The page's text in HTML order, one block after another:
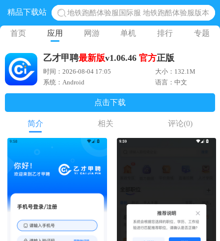
精品下载站
地铁跑酷体验服国际服 地铁跑酷体验服版本
网易光遇手游正版 点亮星空共庆周年
蛋仔派对下载 蛋仔派对体验服
奥特曼王者传奇 正版奥特曼游戏
首页 应用 网游 单机 排行 专题
乙才甲聘最新版v1.06.46 官方正版
时间：2026-08-04 17:05
大小：132.1M
系统：Android
语言：中文
点击下载
简介 相关 评论(0)